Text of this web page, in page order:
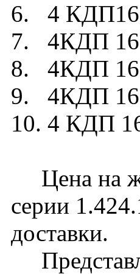
6. 4
7. 4КДП
8. 4КДП
9. 4КДП
10. 4 КДП
Цена на
серии
доставки.